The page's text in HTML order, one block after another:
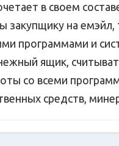
в своем
закупщику на
программами и
ящик,
со всеми
средств,